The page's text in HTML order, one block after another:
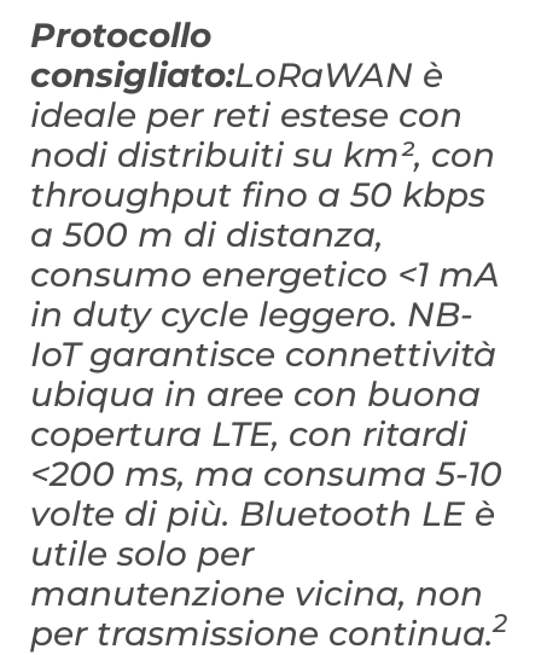
Protocollo
consigliato:LoRaWAN è
ideale per reti estese con
nodi distribuiti su km², con
throughput fino a 50 kbps
a 500 m di distanza,
consumo energetico <1 mA
in duty cycle leggero. NB-
IoT garantisce connettività
ubiqua in aree con buona
copertura LTE, con ritardi
<200 ms, ma consuma 5-10
volte di più. Bluetooth LE è
utile solo per
manutenzione vicina, non
per trasmissione continua.2